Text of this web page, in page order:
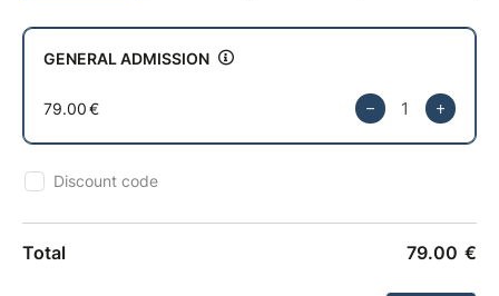
aux côtés de personnes qui partagent la même
business durable.
décide de mener. La prochaine commence ici.